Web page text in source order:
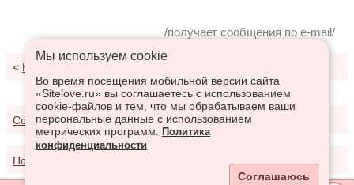
/получает сообщения по e-mail/
< К результатам поиска
Соглашение о предоставлении услуг
Политика конфиденциальности
Мы используем сookie
Во время посещения мобильной версии сайта
«Sitelove.ru» вы соглашаетесь с использованием
cookie-файлов и тем, что мы обрабатываем ваши
персональные данные с использованием
метрических программ.
Политика
конфиденциальности
Соглашаюсь